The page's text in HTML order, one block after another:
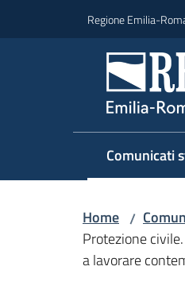
Regione Emilia-
Comunicati
Menu
Home /
Protezione
a lavorare